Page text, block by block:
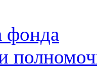
фонда